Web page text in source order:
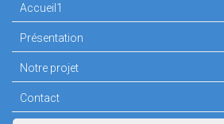
Accueil1
Présentation
Notre projet
Contact